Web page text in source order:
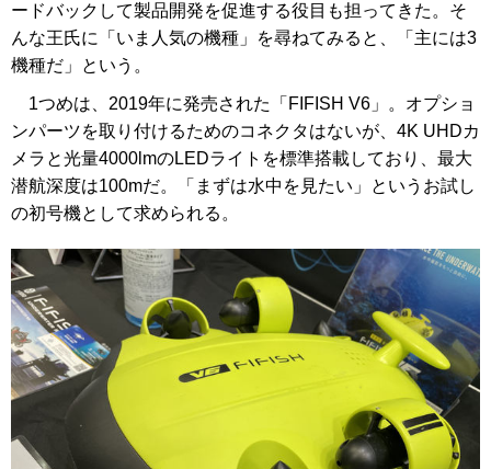
ードバックして製品開発を促進する役目も担ってきた。そ
んな王氏に「いま人気の機種」を尋ねてみると、「主には3
機種だ」という。
1つめは、2019年に発売された「FIFISH V6」。オプショ
ンパーツを取り付けるためのコネクタはないが、4K UHDカ
メラと光量4000lmのLEDライトを標準搭載しており、最大
潜航深度は100mだ。「まずは水中を見たい」というお試し
の初号機として求められる。